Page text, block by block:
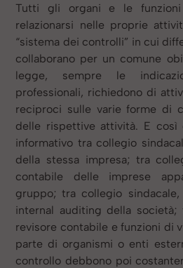
Tutti gli organi e le
relazionarsi nelle proprie
“sistema dei controlli” in cui
collaborano per un comune
legge, sempre le
professionali, richiedono di
reciproci sulle varie forme di
delle rispettive attività. E
informativo tra collegio
della stessa impresa; tra
contabile delle imprese
gruppo; tra collegio
internal auditing della società;
revisore contabile e funzioni di
parte di organismi o enti
controllo debbono poi